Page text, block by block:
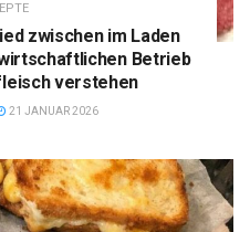
zwischen im Laden
Betrieb
verstehen
21 JANUAR 2026